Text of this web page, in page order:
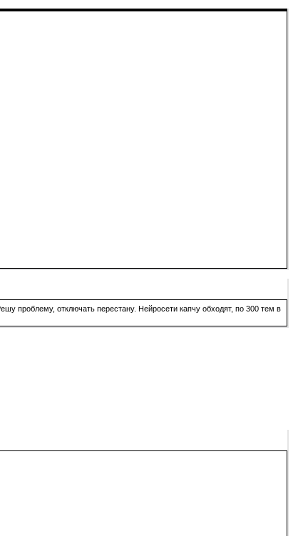
проблему, отключать перестану. Нейросети капчу обходят, по 300 тем в